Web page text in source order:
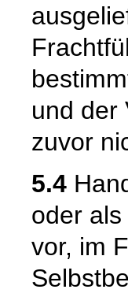
und der
zuvor
5.4
oder
vor, im